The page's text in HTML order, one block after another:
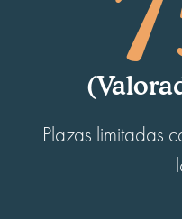
Plazas limitadas